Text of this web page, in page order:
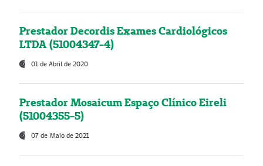
Prestador Decordis Exames Cardiológicos
LTDA (51004347-4)
01 de Abril de 2020
Prestador Mosaicum Espaço Clínico Eireli
(51004355-5)
07 de Maio de 2021